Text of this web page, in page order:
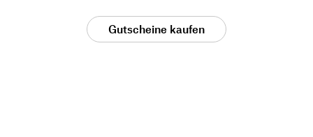
Gutscheine kaufen